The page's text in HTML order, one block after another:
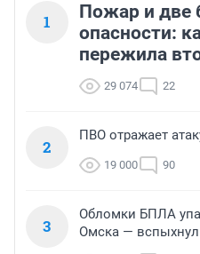
1
Пожар и две
опасности:
пережила
29 074 22
2
ПВО отражает
19 000 90
3
Обломки БПЛА
Омска —